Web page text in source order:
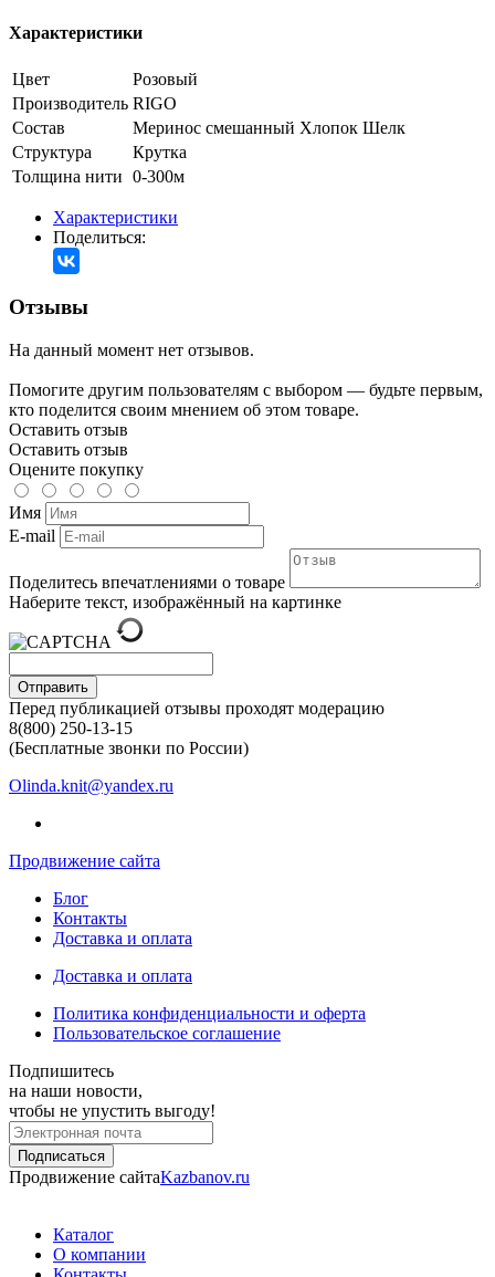
Характеристики
Цвет
Розовый
Производитель RIGO
Состав
Меринос смешанный Хлопок Шелк
Структура
Крутка
Толщина нити 0-300м
Характеристики
Поделиться:
Отзывы
На данный момент нет отзывов.
Помогите другим пользователям с выбором — будьте первым,
кто поделится своим мнением об этом товаре.
Оставить отзыв
Оставить отзыв
Оцените покупку
Имя
E-mail
Поделитесь впечатлениями о товаре
Наберите текст, изображённый на картинке
Отправить
Перед публикацией отзывы проходят модерацию
8(800) 250-13-15
(Бесплатные звонки по России)
Olinda.knit@yandex.ru
Продвижение сайта
Блог
Контакты
Доставка и оплата
Доставка и оплата
Политика конфиденциальности и оферта
Пользовательское соглашение
Подпишитесь
на наши новости,
чтобы не упустить выгоду!
Продвижение сайтаKazbanov.ru
Каталог
О компании